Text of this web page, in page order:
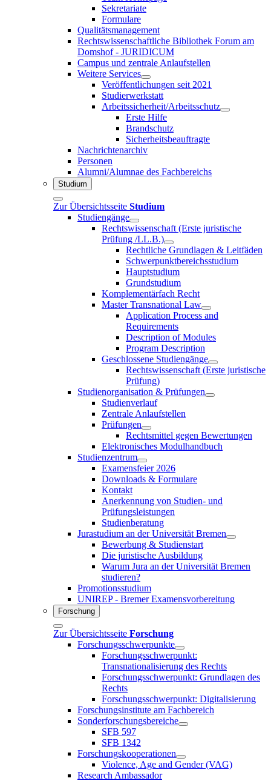
Sekretariate
Formulare
Qualitätsmanagement
Rechtswissenschaftliche Bibliothek Forum am
Domshof - JURIDICUM
Campus und zentrale Anlaufstellen
Weitere Services
Veröffentlichungen seit 2021
Studierwerkstatt
Arbeitssicherheit/Arbeitsschutz
Erste Hilfe
Brandschutz
Sicherheitsbeauftragte
Nachrichtenarchiv
Personen
Alumni/Alumnae des Fachbereichs
Studium
Zur Übersichtsseite Studium
Studiengänge
Rechtswissenschaft (Erste juristische
Prüfung /LL.B.)
Rechtliche Grundlagen & Leitfäden
Schwerpunktbereichsstudium
Hauptstudium
Grundstudium
Komplementärfach Recht
Master Transnational Law
Application Process and
Requirements
Description of Modules
Program Description
Geschlossene Studiengänge
Rechtswissenschaft (Erste juristische
Prüfung)
Studienorganisation & Prüfungen
Studienverlauf
Zentrale Anlaufstellen
Prüfungen
Rechtsmittel gegen Bewertungen
Elektronisches Modulhandbuch
Studienzentrum
Examensfeier 2026
Downloads & Formulare
Kontakt
Anerkennung von Studien- und
Prüfungsleistungen
Studienberatung
Jurastudium an der Universität Bremen
Bewerbung & Studienstart
Die juristische Ausbildung
Warum Jura an der Universität Bremen
studieren?
Promotionsstudium
UNIREP - Bremer Examensvorbereitung
Forschung
Zur Übersichtsseite Forschung
Forschungsschwerpunkte
Forschungsschwerpunkt:
Transnationalisierung des Rechts
Forschungsschwerpunkt: Grundlagen des
Rechts
Forschungsschwerpunkt: Digitalisierung
Forschungsinstitute am Fachbereich
Sonderforschungsbereiche
SFB 597
SFB 1342
Forschungskooperationen
Violence, Age and Gender (VAG)
Research Ambassador